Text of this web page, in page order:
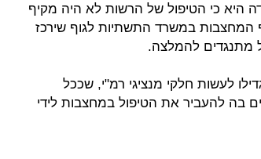
היא כי הטיפול של הרשות לא היה מקיף
במשרד התשתיות לגוף שירכז
מתנגדים להמלצה.
לעשות חלקי מנציגי רמ"י, שככל
בה להעביר את הטיפול במחצבות לידי